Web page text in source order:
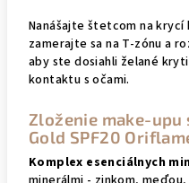
Nanášajte štetcom na
zamerajte sa na T-zónu a
aby ste dosiahli želané
kontaktu s očami.
Zloženie make-upu
Gold SPF20
Komplex esenciálnych